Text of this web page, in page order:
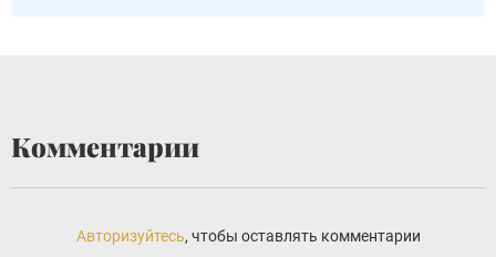
Комментарии
Авторизуйтесь, чтобы оставлять комментарии